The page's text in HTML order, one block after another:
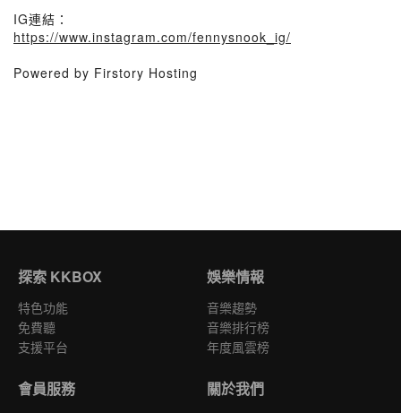
IG連結：
https://www.instagram.com/fennysnook_ig/
Powered by Firstory Hosting
探索 KKBOX
特色功能
免費聽
支援平台
娛樂情報
音樂趨勢
音樂排行榜
年度風雲榜
會員服務 關於我們